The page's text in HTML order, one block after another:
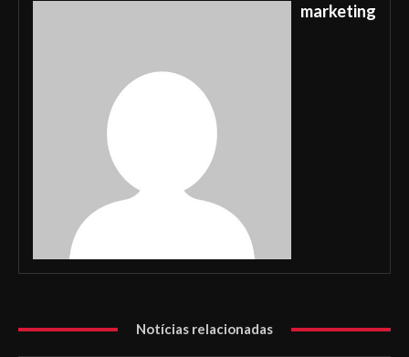
marketing
Notícias relacionadas